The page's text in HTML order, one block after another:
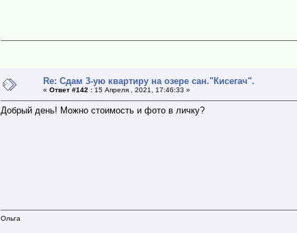
Re: Сдам 3-ую квартиру на озере сан."Кисегач".
«Ответ #142 : 15 Апреля , 2021, 17:46:33 »
Добрый день! Можно стоимость и фото в личку?
Ольга